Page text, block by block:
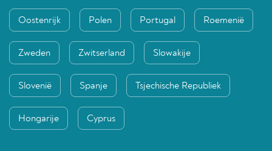
Oostenrijk Polen Portugal Roemenië
Zweden Zwitserland Slowakije
Slovenië Spanje Tsjechische Republiek
Hongarije Cyprus